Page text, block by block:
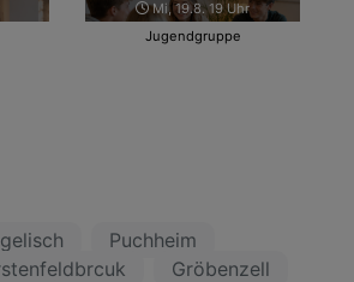
Mi, 19.8. 19 Uhr
Jugendgruppe
Puchheim
Gröbenzell